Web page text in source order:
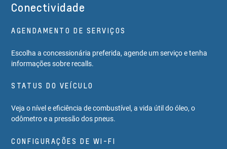
Conectividade
AGENDAMENTO DE SERVIÇOS
Escolha a concessionária preferida, agende um serviço e tenha
informações sobre recalls.
STATUS DO VEÍCULO
Veja o nível e eficiência de combustível, a vida útil do óleo, o
odômetro e a pressão dos pneus.
CONFIGURAÇÕES DE WI-FI